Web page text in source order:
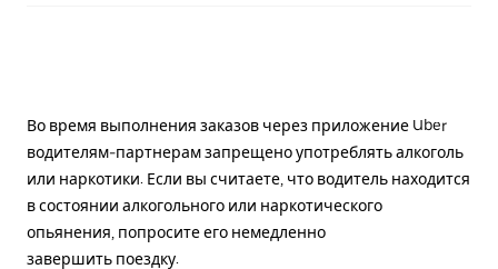
Во время выполнения заказов через приложение Uber
водителям-партнерам запрещено употреблять алкоголь
или наркотики. Если вы считаете, что водитель находится
в состоянии алкогольного или наркотического
опьянения, попросите его немедленно
завершить поездку.